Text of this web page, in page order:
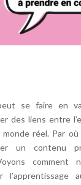
peut se faire en
des liens entre
réel. Par
un contenu
comment
l’apprentissage